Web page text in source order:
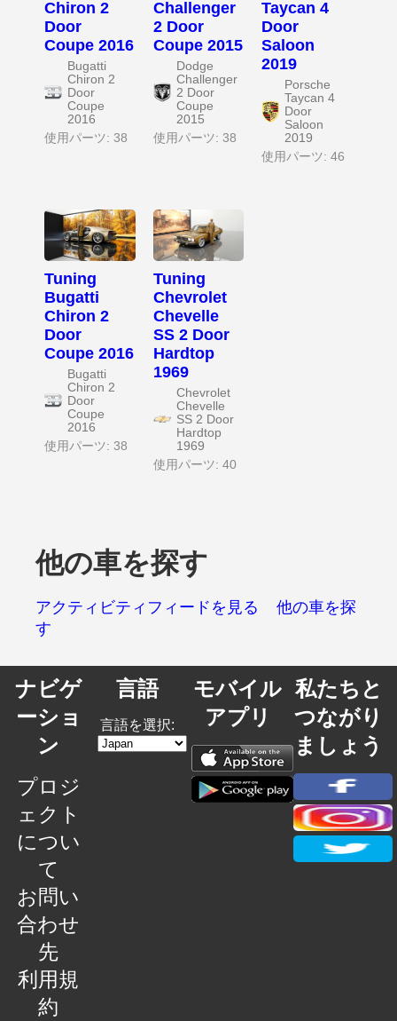
Chiron 2
Door
Coupe 2016
Bugatti
Chiron 2
Door
Coupe
2016
使用パーツ: 38
Challenger
2 Door
Coupe 2015
Dodge
Challenger
2 Door
Coupe
2015
使用パーツ: 38
Taycan 4
Door
Saloon
2019
Porsche
Taycan 4
Door
Saloon
2019
使用パーツ: 46
Tuning
Bugatti
Chiron 2
Door
Coupe 2016
Bugatti
Chiron 2
Door
Coupe
2016
使用パーツ: 38
Tuning
Chevrolet
Chevelle
SS 2 Door
Hardtop
1969
Chevrolet
Chevelle
SS 2 Door
Hardtop
1969
使用パーツ: 40
他の車を探す
アクティビティフィードを見る
他の車を探
す
ナビゲ
ーショ
ン
プロジ
ェクト
につい
て
お問い
合わせ
先
利用規
約
言語
言語を選択:
モバイル
アプリ
私たちと
つながり
ましょう